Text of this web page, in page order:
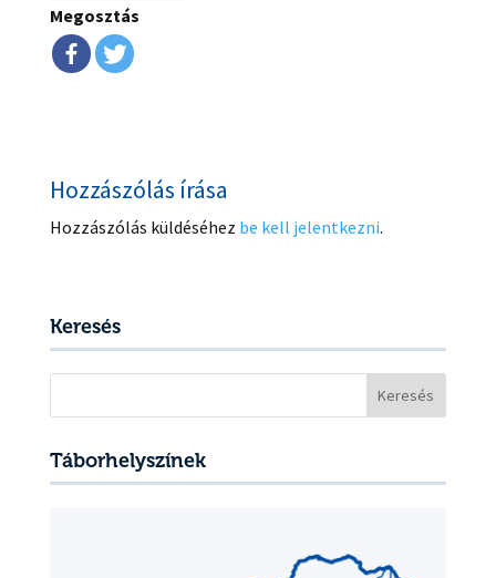
Megosztás
Hozzászólás írása
Hozzászólás küldéséhez be kell jelentkezni.
Keresés
Táborhelyszínek